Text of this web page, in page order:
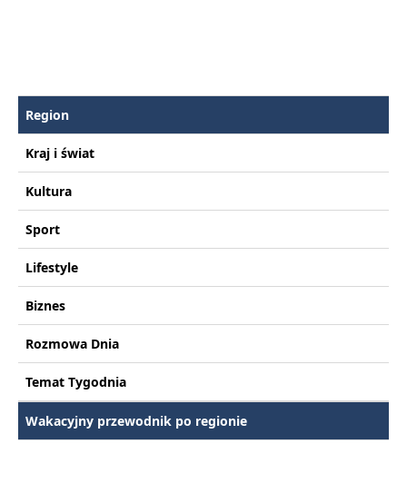
Region
Kraj i świat
Kultura
Sport
Lifestyle
Biznes
Rozmowa Dnia
Temat Tygodnia
Wakacyjny przewodnik po regionie